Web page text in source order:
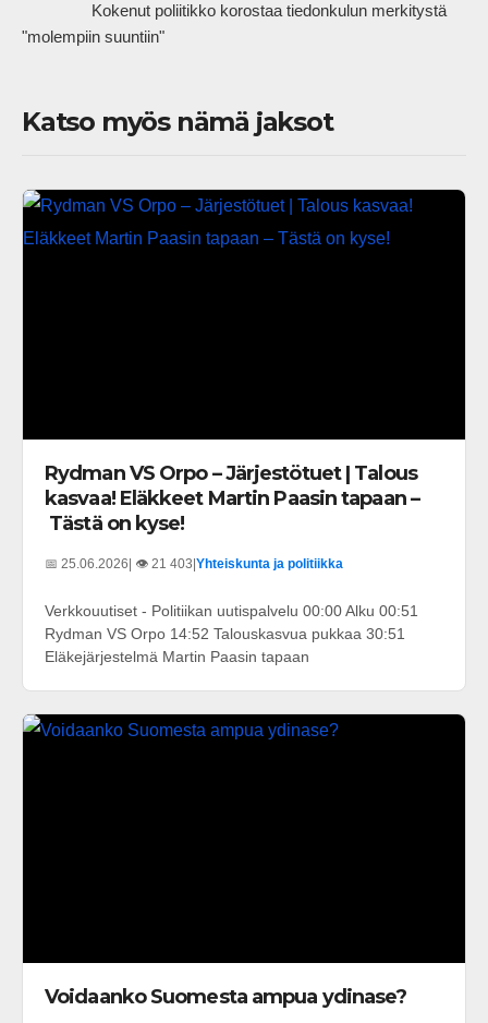
"molempiin suuntiin"
Katso myös nämä jaksot
Rydman VS Orpo – Järjestötuet | Talous
kasvaa! Eläkkeet Martin Paasin tapaan –
Tästä on kyse!
📅 25.06.2026| 👁️ 21 403|Yhteiskunta ja politiikka
Verkkouutiset - Politiikan uutispalvelu 00:00 Alku 00:51
Rydman VS Orpo 14:52 Talouskasvua pukkaa 30:51
Eläkejärjestelmä Martin Paasin tapaan
Voidaanko Suomesta ampua ydinase?